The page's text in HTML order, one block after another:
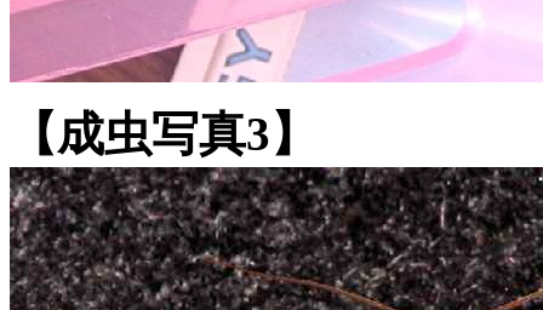
【成虫写真3】